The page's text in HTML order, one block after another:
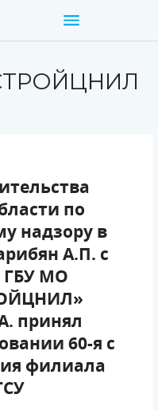
по
надзору в
А.П. с
ГБУ МО
принял
60-я с
филиала